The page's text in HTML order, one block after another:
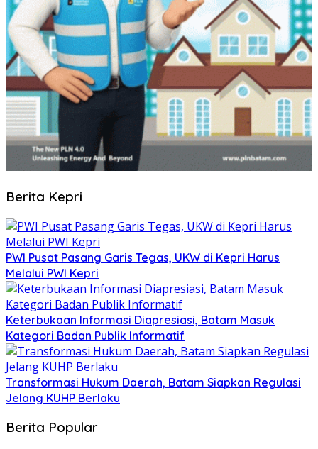
Berita Kepri
PWI Pusat Pasang Garis Tegas, UKW di Kepri Harus
Melalui PWI Kepri
Keterbukaan Informasi Diapresiasi, Batam Masuk
Kategori Badan Publik Informatif
Transformasi Hukum Daerah, Batam Siapkan Regulasi
Jelang KUHP Berlaku
Berita Popular